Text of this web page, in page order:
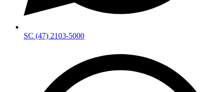
SC (47) 2103-5000